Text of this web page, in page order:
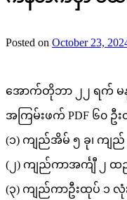
Posted on October 23,
အောက်တိုဘာ ၂၂ ရက် မန
အကြမ်းဖက် PDF ၆၀
(၁) ကျည်အိမ် ၅ ခု၊ ကျည်
(၂) ကျည်ကာအင်္ကျီ ၂
(၃) ကျည်ကာဦးထုပ် ၁ လုံ